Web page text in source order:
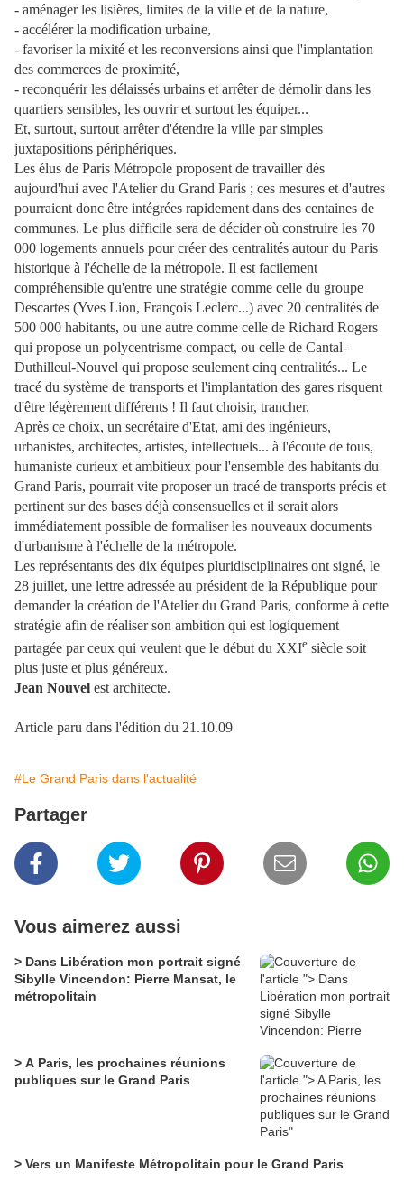
- aménager les lisières, limites de la ville et de la nature,
- accélérer la modification urbaine,
- favoriser la mixité et les reconversions ainsi que l'implantation
des commerces de proximité,
- reconquérir les délaissés urbains et arrêter de démolir dans les
quartiers sensibles, les ouvrir et surtout les équiper...
Et, surtout, surtout arrêter d'étendre la ville par simples
juxtapositions périphériques.
Les élus de Paris Métropole proposent de travailler dès
aujourd'hui avec l'Atelier du Grand Paris ; ces mesures et d'autres
pourraient donc être intégrées rapidement dans des centaines de
communes. Le plus difficile sera de décider où construire les 70
000 logements annuels pour créer des centralités autour du Paris
historique à l'échelle de la métropole. Il est facilement
compréhensible qu'entre une stratégie comme celle du groupe
Descartes (Yves Lion, François Leclerc...) avec 20 centralités de
500 000 habitants, ou une autre comme celle de Richard Rogers
qui propose un polycentrisme compact, ou celle de Cantal-
Duthilleul-Nouvel qui propose seulement cinq centralités... Le
tracé du système de transports et l'implantation des gares risquent
d'être légèrement différents ! Il faut choisir, trancher.
Après ce choix, un secrétaire d'Etat, ami des ingénieurs,
urbanistes, architectes, artistes, intellectuels... à l'écoute de tous,
humaniste curieux et ambitieux pour l'ensemble des habitants du
Grand Paris, pourrait vite proposer un tracé de transports précis et
pertinent sur des bases déjà consensuelles et il serait alors
immédiatement possible de formaliser les nouveaux documents
d'urbanisme à l'échelle de la métropole.
Les représentants des dix équipes pluridisciplinaires ont signé, le
28 juillet, une lettre adressée au président de la République pour
demander la création de l'Atelier du Grand Paris, conforme à cette
stratégie afin de réaliser son ambition qui est logiquement
partagée par ceux qui veulent que le début du XXIe siècle soit
plus juste et plus généreux.
Jean Nouvel est architecte.
Article paru dans l'édition du 21.10.09
#Le Grand Paris dans l'actualité
Partager
Vous aimerez aussi
> Dans Libération mon portrait signé
Sibylle Vincendon: Pierre Mansat, le
métropolitain
> A Paris, les prochaines réunions
publiques sur le Grand Paris
> Vers un Manifeste Métropolitain pour le Grand Paris